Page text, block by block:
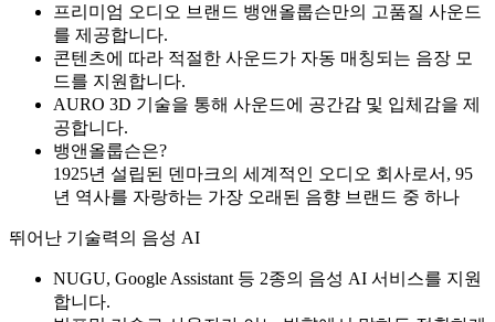
프리미엄 오디오 브랜드 뱅앤올룹슨만의 고품질 사운드
를 제공합니다.
콘텐츠에 따라 적절한 사운드가 자동 매칭되는 음장 모
드를 지원합니다.
AURO 3D 기술을 통해 사운드에 공간감 및 입체감을 제
공합니다.
뱅앤올룹슨은?
1925년 설립된 덴마크의 세계적인 오디오 회사로서, 95
년 역사를 자랑하는 가장 오래된 음향 브랜드 중 하나
뛰어난 기술력의 음성 AI
NUGU, Google Assistant 등 2종의 음성 AI 서비스를 지원
합니다.